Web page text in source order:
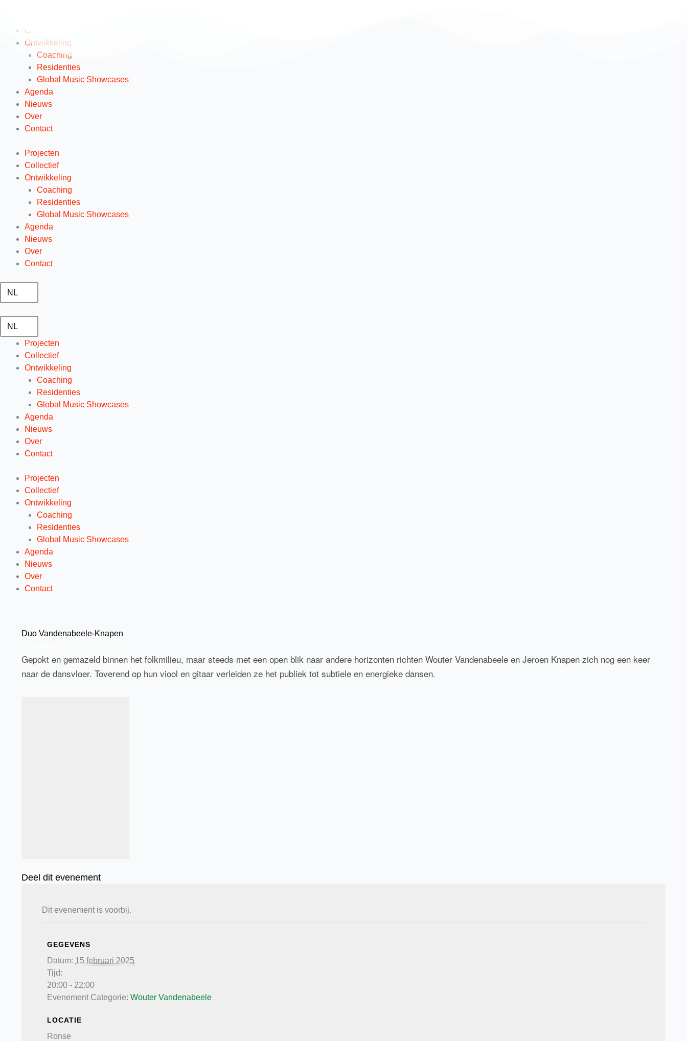
inhoud
Collectief
Ontwikkeling
Coaching
Residenties
Global Music Showcases
Agenda
Nieuws
Over
Contact
Projecten
Collectief
Ontwikkeling
Coaching
Residenties
Global Music Showcases
Agenda
Nieuws
Over
Contact
NL
NL
Projecten
Collectief
Ontwikkeling
Coaching
Residenties
Global Music Showcases
Agenda
Nieuws
Over
Contact
Projecten
Collectief
Ontwikkeling
Coaching
Residenties
Global Music Showcases
Agenda
Nieuws
Over
Contact
Duo Vandenabeele-Knapen
Gepokt en gemazeld binnen het folkmilieu, maar steeds met een open blik naar andere horizonten richten Wouter Vandenabeele en Jeroen Knapen zich nog een keer
naar de dansvloer. Toverend op hun viool en gitaar verleiden ze het publiek tot subtiele en energieke dansen.
Deel dit evenement
Dit evenement is voorbij.
GEGEVENS
Datum: 15 februari 2025
Tijd:
20:00 - 22:00
Evenement Categorie: Wouter Vandenabeele
LOCATIE
Ronse